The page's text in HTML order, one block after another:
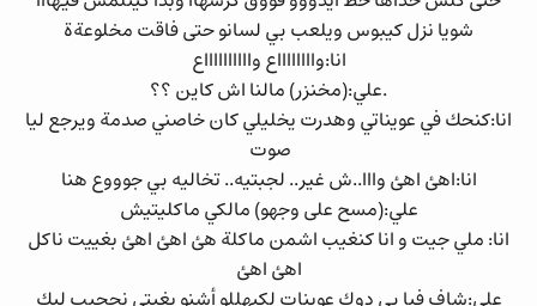
شويا نزل كيبوس ويلعب بي لسانو حتى فاقت مخلوعةة
انا:وااااااااع وااااااااااع
.علي:(مخنزر) مالنا اش كاين ؟؟
انا:كنحك في عويناتي وهدرت يخليلي كان خاصني صدمة ويرجع ليا
صوت
انا:اهئ اهئ وااا..ش غير.. لجبتيه.. تخاليه بي جوووع هنا
علي:(مسح على وجهو) مالكي ماكليتيش
انا: ملي جيت و انا كنغيب اشمن ماكلة هئ اهئ اهئ بغييت ناكل
اهئ اهئ
علي:شاف فيا بي دوك عوينات لكبهللو أشنو بغيتي نججيب ليك